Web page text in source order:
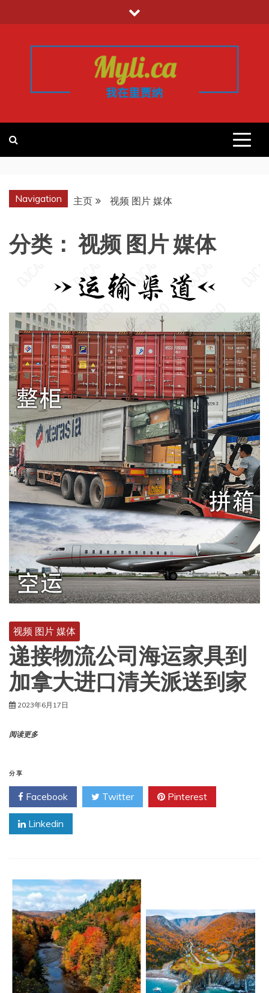
至
我的里贾纳
REGINA
Navigation 主页 视频 图片 媒体
分类： 视频 图片 媒体
视频 图片 媒体
递接物流公司海运家具到
加拿大进口清关派送到家
2023年6月17日
阅读更多
分享
Facebook Twitter Pinterest
Linkedin